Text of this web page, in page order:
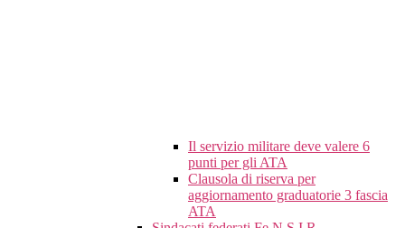
Il servizio militare deve valere 6
punti per gli ATA
Clausola di riserva per
aggiornamento graduatorie 3 fascia
ATA